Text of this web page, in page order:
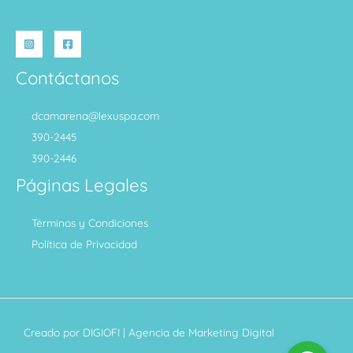
Contáctanos
dcamarena@lexuspa.com
390-2445
390-2446
Páginas Legales
Términos y Condiciones
Política de Privacidad
Creado por DIGIOFI | Agencia de Marketing Digital